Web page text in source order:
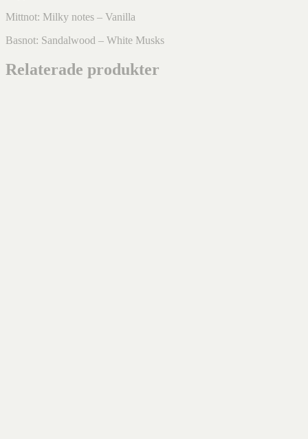
Mittnot: Milky notes – Vanilla
Basnot: Sandalwood – White Musks
Relaterade produkter